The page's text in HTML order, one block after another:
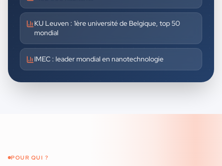
KU Leuven : 1ère université de Belgique, top 50
mondial
IMEC : leader mondial en nanotechnologie
POUR QUI ?